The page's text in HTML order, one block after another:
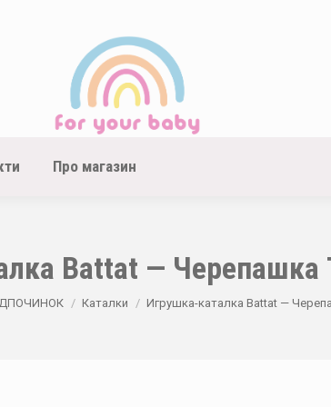
Про магазин
Battat — Черепашка
Каталки Игрушка-каталка Battat —